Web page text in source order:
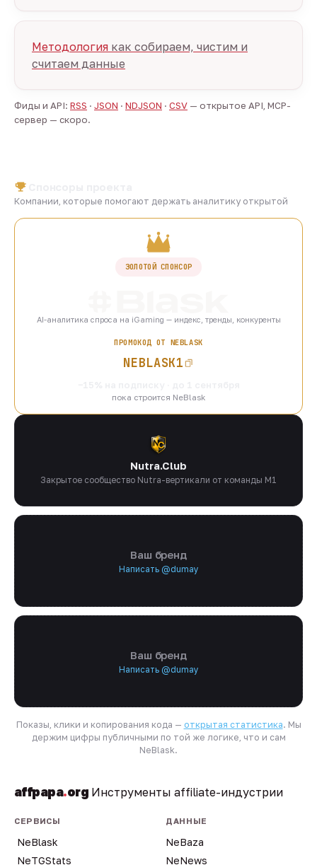
Методология как собираем, чистим и
считаем данные
Фиды и API: RSS · JSON · NDJSON · CSV — открытое API, MCP-
сервер — скоро.
Компании, которые помогают держать аналитику открытой
ЗОЛОТОЙ СПОНСОР
AI-аналитика спроса на iGaming — индекс, тренды, конкуренты
ПРОМОКОД ОТ NEBLASK
NEBLASK1
пока строится NeBlask
Nutra.Club
Закрытое сообщество Nutra-вертикали от команды M1
Ваш бренд
Написать @dumay
Ваш бренд
Написать @dumay
Показы, клики и копирования кода — открытая статистика. Мы
держим цифры публичными по той же логике, что и сам
NeBlask.
affpapa.org Инструменты affiliate-индустрии
СЕРВИСЫ
NeBlask
NeTGStats
ДАННЫЕ
NeBaza
NeNews